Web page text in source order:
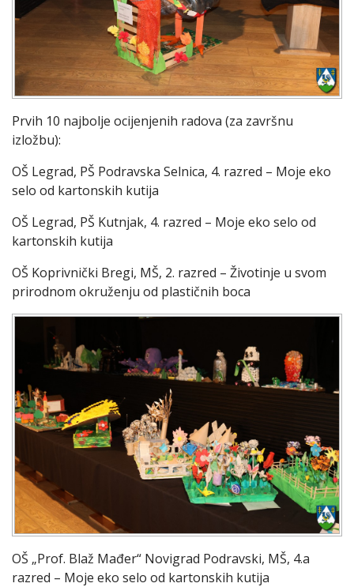
Prvih 10 najbolje ocijenjenih radova (za završnu
izložbu):
OŠ Legrad, PŠ Podravska Selnica, 4. razred – Moje eko
selo od kartonskih kutija
OŠ Legrad, PŠ Kutnjak, 4. razred – Moje eko selo od
kartonskih kutija
OŠ Koprivnički Bregi, MŠ, 2. razred – Životinje u svom
prirodnom okruženju od plastičnih boca
OŠ „Prof. Blaž Mađer“ Novigrad Podravski, MŠ, 4.a
razred – Moje eko selo od kartonskih kutija